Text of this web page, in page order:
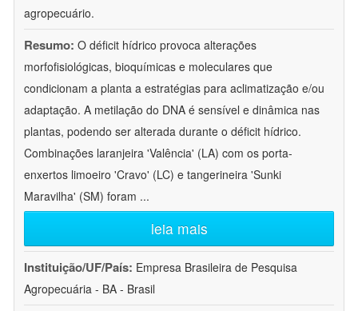
agropecuário.
Resumo: O déficit hídrico provoca alterações
morfofisiológicas, bioquímicas e moleculares que
condicionam a planta a estratégias para aclimatização e/ou
adaptação. A metilação do DNA é sensível e dinâmica nas
plantas, podendo ser alterada durante o déficit hídrico.
Combinações laranjeira 'Valência' (LA) com os porta-
enxertos limoeiro 'Cravo' (LC) e tangerineira 'Sunki
Maravilha' (SM) foram ...
leia mais
Instituição/UF/País: Empresa Brasileira de Pesquisa
Agropecuária - BA - Brasil